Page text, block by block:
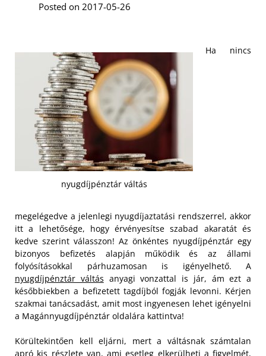
Posted on 2017-05-26
nyugdíjpénztár váltás
Ha nincs
megelégedve a jelenlegi nyugdíjaztatási rendszerrel, akkor
itt a lehetősége, hogy érvényesítse szabad akaratát és
kedve szerint válasszon! Az önkéntes nyugdíjpénztár egy
bizonyos befizetés alapján működik és az állami
folyósításokkal párhuzamosan is igényelhető. A
nyugdíjpénztár váltás anyagi vonzattal is jár, ám ezt a
későbbiekben a befizetett tagdíjból fogják levonni. Kérjen
szakmai tanácsadást, amit most ingyenesen lehet igényelni
a Magánnyugdíjpénztár oldalára kattintva!
Körültekintően kell eljárni, mert a váltásnak számtalan
apró kis részlete van, ami esetleg elkerülheti a figyelmét,